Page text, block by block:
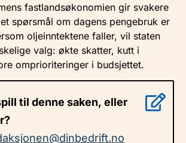
fastlandsøkonomien gir svakere
spørsmål om dagens pengebruk er
oljeinntektene faller, vil staten
valg: økte skatter, kutt i
omprioriteringer i budsjettet.
til denne saken, eller